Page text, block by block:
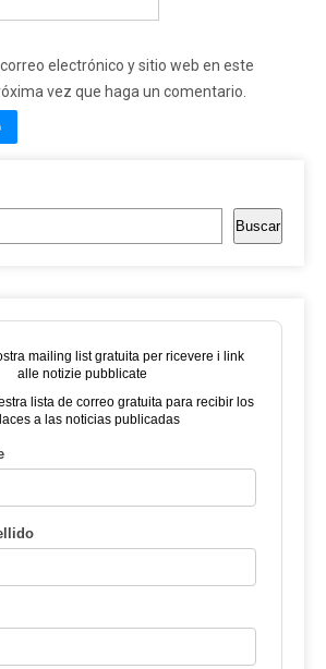
electrónico y sitio web en este
vez que haga un comentario.
Buscar
mailing list gratuita per ricevere i link
alle notizie pubblicate
lista de correo gratuita para recibir los
a las noticias publicadas